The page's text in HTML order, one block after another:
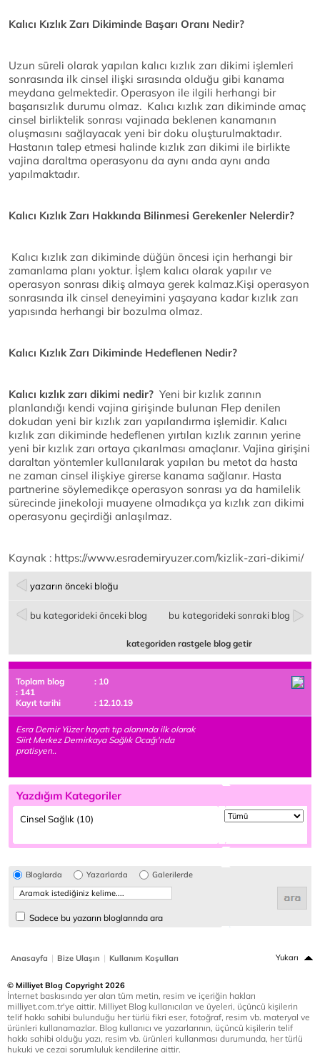
Kalıcı Kızlık Zarı Dikiminde Başarı Oranı Nedir?
Uzun süreli olarak yapılan kalıcı kızlık zarı dikimi işlemleri
sonrasında ilk cinsel ilişki sırasında olduğu gibi kanama
meydana gelmektedir. Operasyon ile ilgili herhangi bir
başarısızlık durumu olmaz. Kalıcı kızlık zarı dikiminde amaç
cinsel birliktelik sonrası vajinada beklenen kanamanın
oluşmasını sağlayacak yeni bir doku oluşturulmaktadır.
Hastanın talep etmesi halinde kızlık zarı dikimi ile birlikte
vajina daraltma operasyonu da aynı anda aynı anda
yapılmaktadır.
Kalıcı Kızlık Zarı Hakkında Bilinmesi Gerekenler Nelerdir?
Kalıcı kızlık zarı dikiminde düğün öncesi için herhangi bir
zamanlama planı yoktur. İşlem kalıcı olarak yapılır ve
operasyon sonrası dikiş almaya gerek kalmaz.Kişi operasyon
sonrasında ilk cinsel deneyimini yaşayana kadar kızlık zarı
yapısında herhangi bir bozulma olmaz.
Kalıcı Kızlık Zarı Dikiminde Hedeflenen Nedir?
Kalıcı kızlık zarı dikimi nedir? Yeni bir kızlık zarının
planlandığı kendi vajina girişinde bulunan Flep denilen
dokudan yeni bir kızlık zarı yapılandırma işlemidir. Kalıcı
kızlık zarı dikiminde hedeflenen yırtılan kızlık zarının yerine
yeni bir kızlık zarı ortaya çıkarılması amaçlanır. Vajina girişini
daraltan yöntemler kullanılarak yapılan bu metot da hasta
ne zaman cinsel ilişkiye girerse kanama sağlanır. Hasta
partnerine söylemedikçe operasyon sonrası ya da hamilelik
sürecinde jinekoloji muayene olmadıkça ya kızlık zarı dikimi
operasyonu geçirdiği anlaşılmaz.
Kaynak : https://www.esrademiryuzer.com/kizlik-zari-dikimi/
yazarın önceki bloğu
bu kategorideki önceki blog bu kategorideki sonraki blog
kategoriden rastgele blog getir
Toplam blog
: 10
: 141
Kayıt tarihi
: 12.10.19
Esra Demir Yüzer hayatı tıp alanında ilk olarak
Siirt Merkez Demirkaya Sağlık Ocağı'nda
pratisyen..
Yazdığım Kategoriler
Cinsel Sağlık (10)
Bloglarda Yazarlarda Galerilerde
Sadece bu yazarın bloglarında ara
Anasayfa | Bize Ulaşın | Kullanım Koşulları Yukarı
© Milliyet Blog Copyright 2026
İnternet baskısında yer alan tüm metin, resim ve içeriğin hakları
milliyet.com.tr'ye aittir. Milliyet Blog kullanıcıları ve üyeleri, üçüncü kişilerin
telif hakkı sahibi bulunduğu her türlü fikri eser, fotoğraf, resim vb. materyal ve
ürünleri kullanamazlar. Blog kullanıcı ve yazarlarının, üçüncü kişilerin telif
hakkı sahibi olduğu yazı, resim vb. ürünleri kullanması durumunda, her türlü
hukuki ve cezai sorumluluk kendilerine aittir.